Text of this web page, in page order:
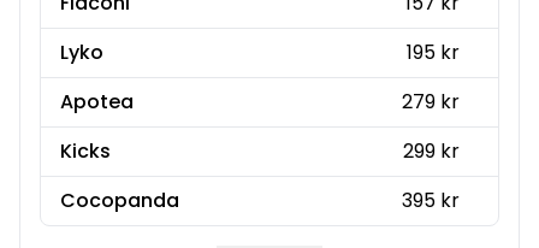
Lyko
195 kr
Apotea
279 kr
Kicks
299 kr
Cocopanda
395 kr